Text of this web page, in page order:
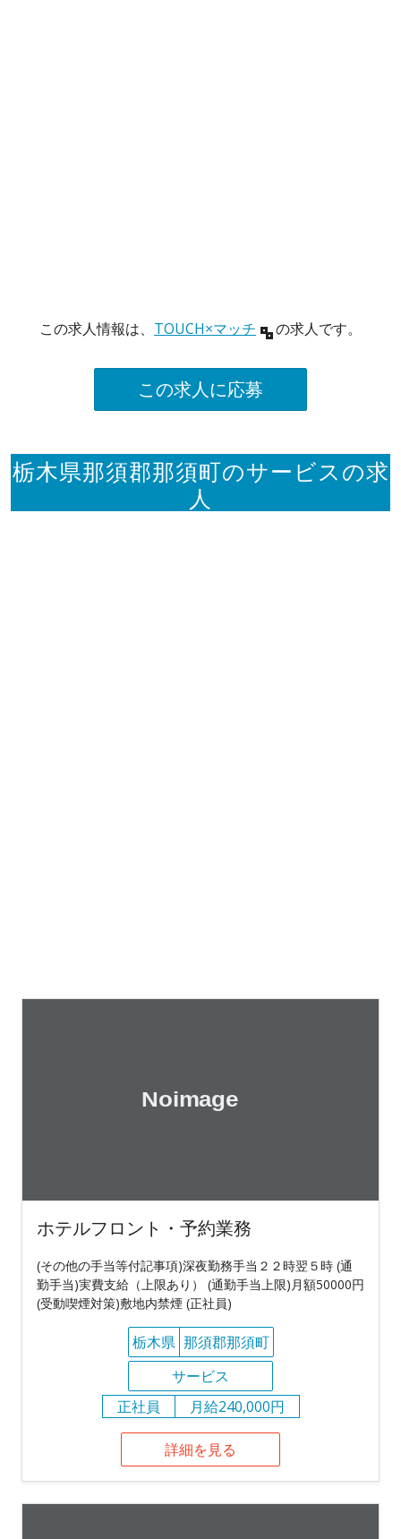
この求人情報は、 TOUCH×マッチ の求人です。
この求人に応募
栃木県那須郡那須町のサービスの求
人
ホテルフロント・予約業務
(その他の手当等付記事項)深夜勤務手当２２時翌５時 (通
勤手当)実費支給（上限あり） (通勤手当上限)月額50000円
(受動喫煙対策)敷地内禁煙 (正社員)
栃木県 那須郡那須町
サービス
正社員
月給240,000円
詳細を見る